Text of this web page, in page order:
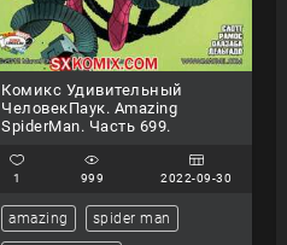
Комикс Удивительный
ЧеловекПаук. Amazing
SpiderMan. Часть 699.
1 999 2022-09-30
amazing spider man